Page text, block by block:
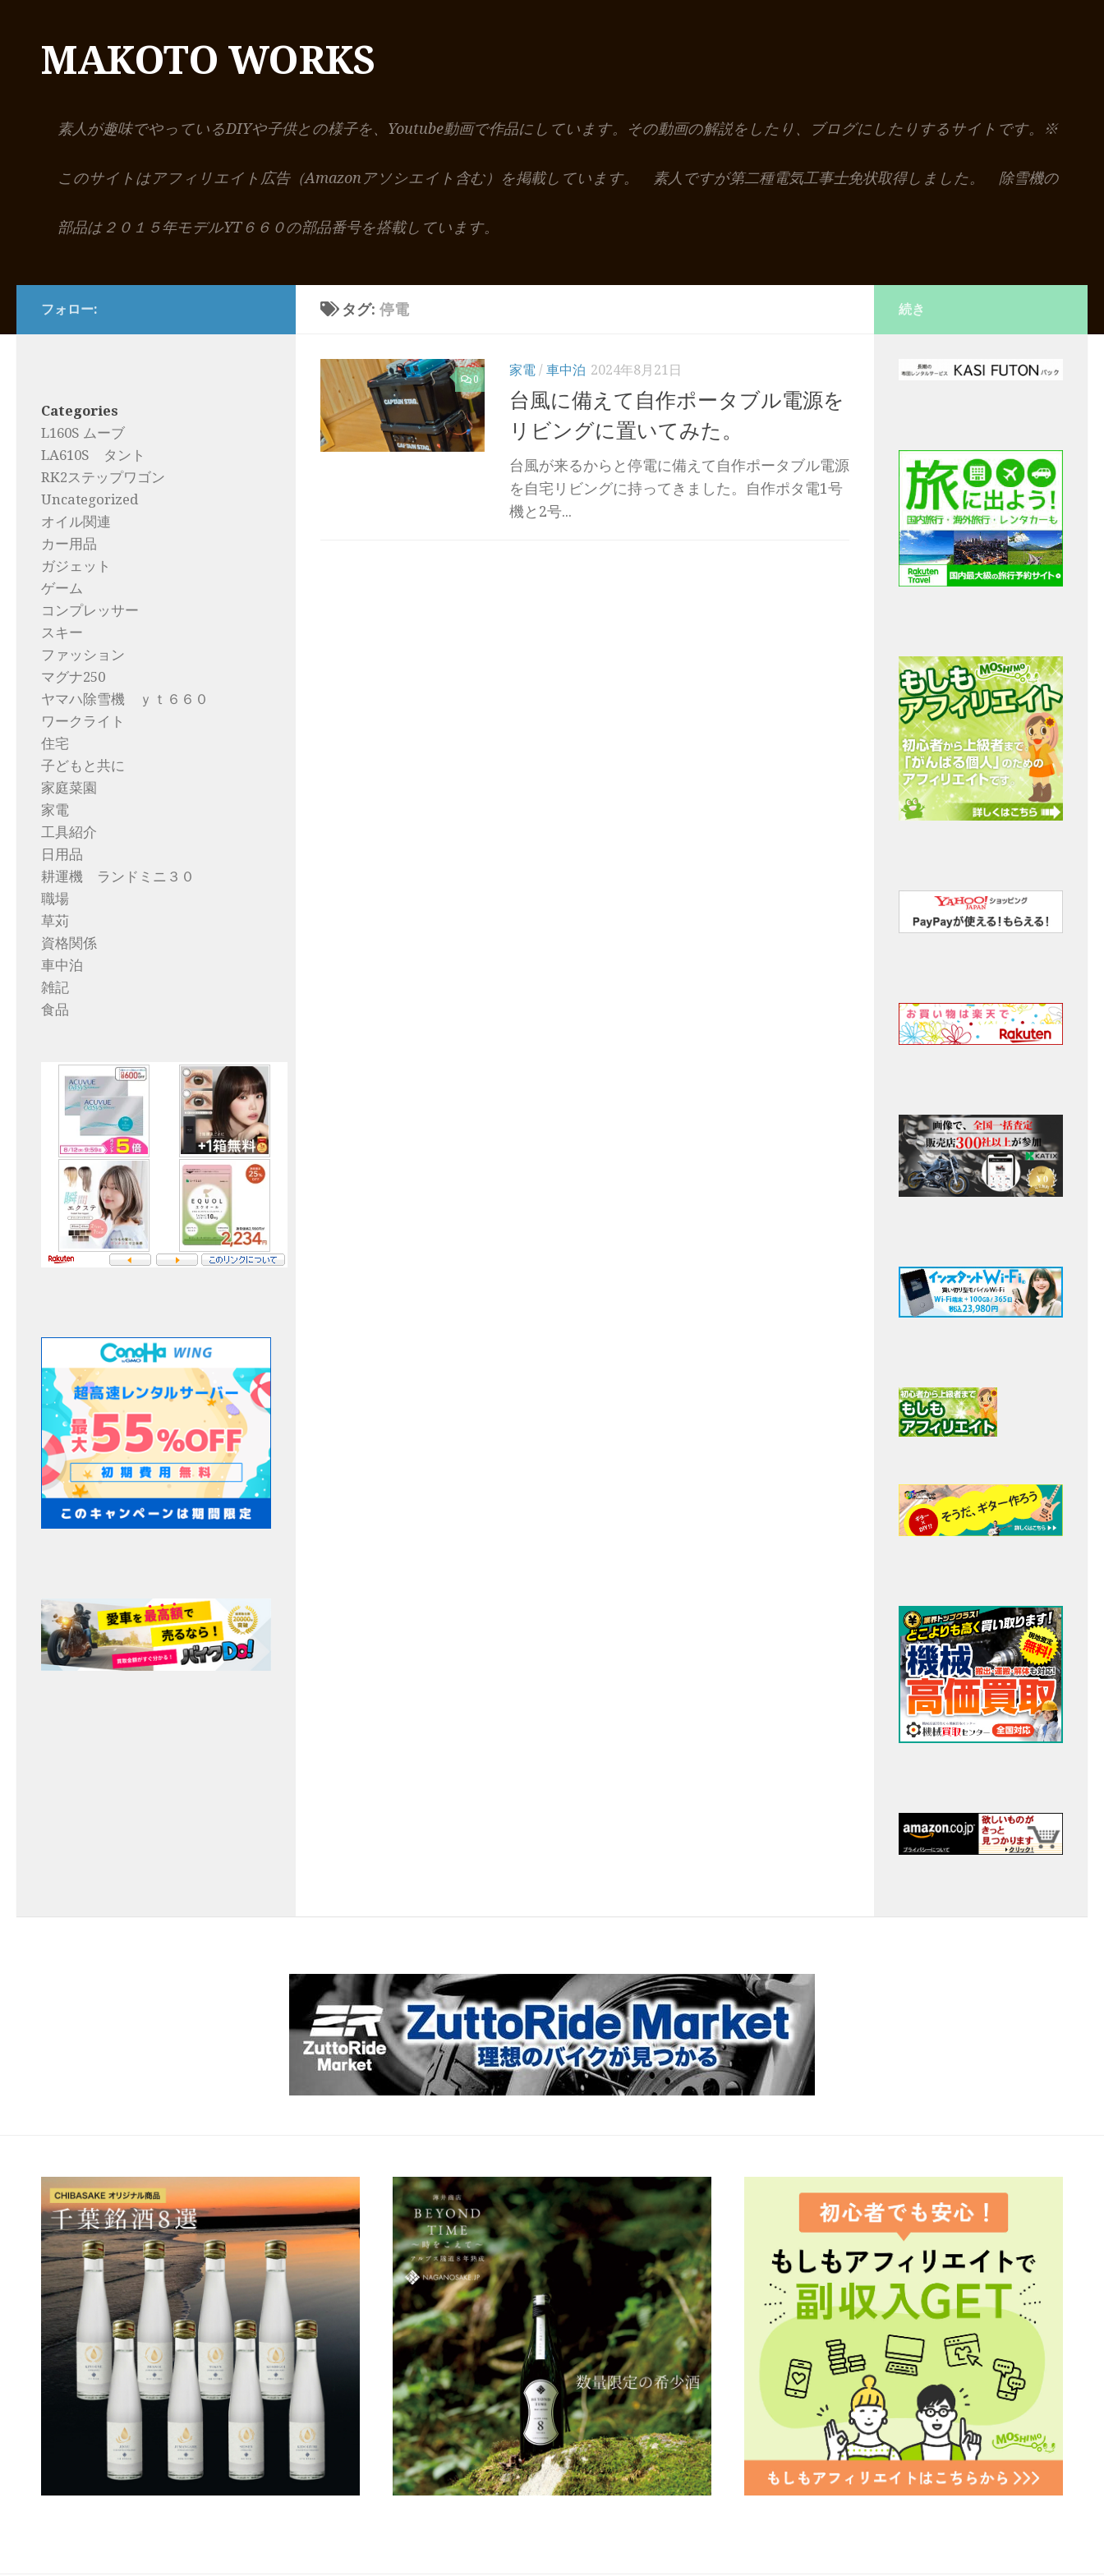
MAKOTO WORKS
素人が趣味でやっているDIYや子供との様子を、Youtube動画で作品にしています。その動画の解説をしたり、ブログにしたりするサイトです。※
このサイトはアフィリエイト広告（Amazonアソシエイト含む）を掲載しています。 素人ですが第二種電気工事士免状取得しました。 除雪機の
部品は２０１５年モデルYT６６０の部品番号を搭載しています。
タグ:停電
0
家電 / 車中泊 2024年8月21日
台風に備えて自作ポータブル電源を
リビングに置いてみた。
台風が来るからと停電に備えて自作ポータブル電源
を自宅リビングに持ってきました。自作ポタ電1号
機と2号...
フォロー:
Categories
L160S ムーブ
LA610S タント
RK2ステップワゴン
Uncategorized
オイル関連
カー用品
ガジェット
ゲーム
コンプレッサー
スキー
ファッション
マグナ250
ヤマハ除雪機 ｙｔ６６０
ワークライト
住宅
子どもと共に
家庭菜園
家電
工具紹介
日用品
耕運機 ランドミニ３０
職場
草苅
資格関係
車中泊
雑記
食品
続き